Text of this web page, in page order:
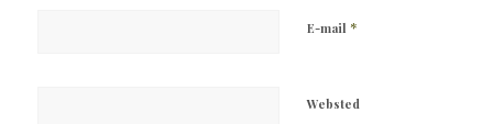
E-mail *
Websted